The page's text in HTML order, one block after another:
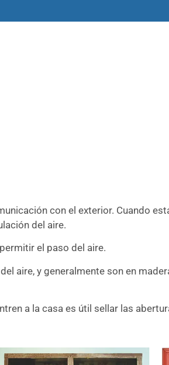
con el exterior. Cuando
del aire.
el paso del aire.
aire, y generalmente son en
a la casa es útil sellar las